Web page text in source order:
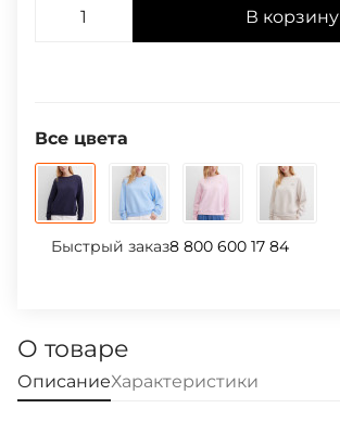
В корзину
Все цвета
Быстрый заказ8 800 600 17 84
О товаре
ОписаниеХарактеристики